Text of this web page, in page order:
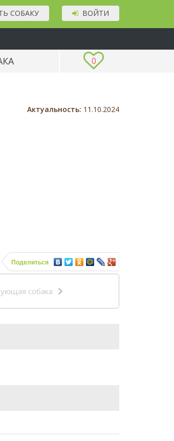
ВОЙТИ
СОБАКУ
0
Актуальность: 11.10.2024
Поделиться
собака